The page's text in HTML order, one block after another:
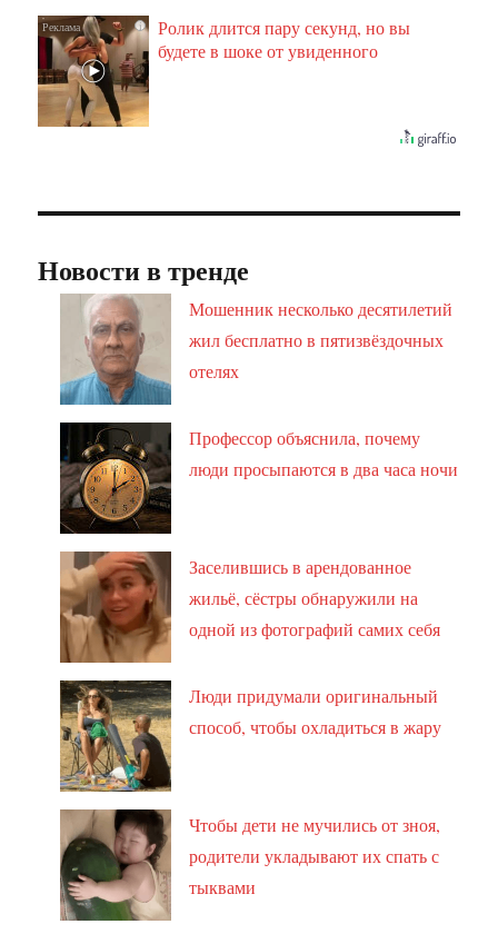
i
Ролик длится пару секунд, но вы
будете в шоке от увиденного
Новости в тренде
Мошенник несколько десятилетий
жил бесплатно в пятизвёздочных
отелях
Профессор объяснила, почему
люди просыпаются в два часа ночи
Заселившись в арендованное
жильё, сёстры обнаружили на
одной из фотографий самих себя
Люди придумали оригинальный
способ, чтобы охладиться в жару
Чтобы дети не мучились от зноя,
родители укладывают их спать с
тыквами